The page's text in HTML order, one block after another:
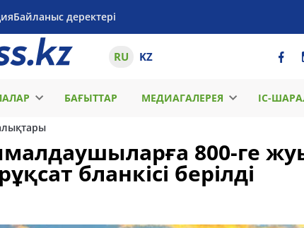
Байланыс деректері
RU KZ
БАҒЫТТАР МЕДИАГАЛЕРЕЯ ІС-
800-ге
бланкісі берілді